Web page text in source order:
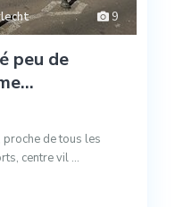
9
peu de
de tous les
centre vil ...